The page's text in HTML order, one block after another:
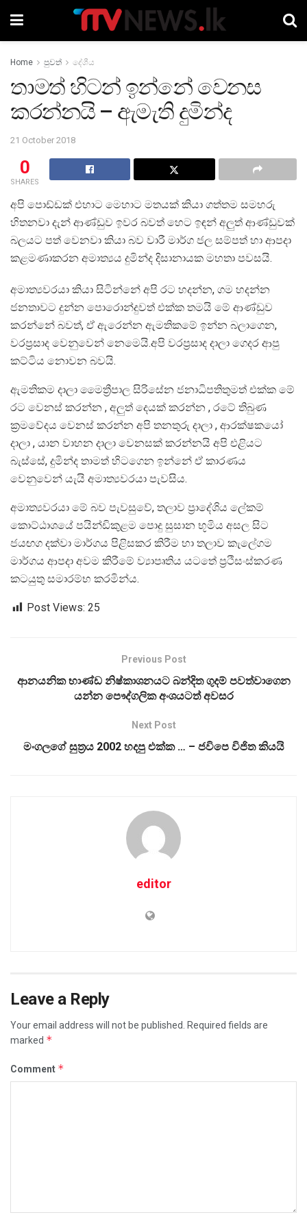
Home පුවත් දේශීය
තාමත් හිටන් ඉන්නේ වෙනස
කරන්නයි – ඇමැති දුමින්ද
21 October 2018
0
SHARES
අපි පොඩ්ඩක් එහාට මෙහාට මතයක් කියා ගත්තම සමහරු
හිතනවා දැන් ආණ්ඩුව ඉවර බවත් හෙට ඉඳන් අලුත් ආණ්ඩුවක්
බලයට පත් වෙනවා කියා බව වාරී මාර්ග ජල සම්පත් හා ආපදා
කළමණාකරන අමාත්‍යය දුමින්ද දිසානායක මහතා පවසයි.
අමාත්‍යවරයා කියා සිටින්නේ අපි රට හදන්න, ගම හදන්න
ජනතාවට දුන්න පොරොන්දුවත් එක්ක තමයි මේ ආණ්ඩුව
කරන්නේ බවත්, ඒ ඇරෙන්න ඇමතිකමේ ඉන්න බලාගෙන,
වරප්‍රසාද වෙනුවෙන් නෙමෙයි.අපි වරප්‍රසාද දාලා ගෙදර ආපු
කට්ටිය නොවන බවයි.
ඇමතිකම දාලා මෛත්‍රීපාල සිරිසේන ජනාධිපතිතුමත් එක්ක මේ
රට වෙනස් කරන්න , අලුත් දෙයක් කරන්න , රටේ තිබුණ
ක්‍රමවේදය වෙනස් කරන්න අපි තනතුරු දාලා , ආරක්ෂකයෝ
දාලා , යාන වාහන දාලා වෙනසක් කරන්නයි අපි එළියට
බැස්සේ, දුමින්ද තාමත් හිටගෙන ඉන්නේ ඒ කාරණය
වෙනුවෙන් යැයි අමාත්‍යවරයා පැවසිය.
අමාත්‍යවරයා මේ බව පැවසුවේ, තලාව ප්‍රාදේශිය ලේකම්
කොට්ඨාශයේ පයින්ඩිකුළම පොදු සුසාන භූමිය අසල සිට
ජයඟග දක්වා මාර්ගය පිළිසකර කිරීම හා තලාව කැලේගම
මාර්ගය ආපදා අවම කිරීමේ ව්‍යාපෘතිය යටතේ ප්‍රථිසංස්කරණ
කටයුතු සමාරම්භ කරමින්ය.
Post Views: 25
Previous Post
ආනයනික භාණ්ඩ නිෂ්කාශනයට බන්දිත ගුදම් පවත්වාගෙන
යන්න පෞද්ගලික අංශයටත් අවසර
Next Post
මංගලගේ සුත්‍රය 2002 හදපු එක්ක … – ජවිපෙ විජිත කියයි
editor
Leave a Reply
Your email address will not be published.
Required fields are
marked *
Comment *